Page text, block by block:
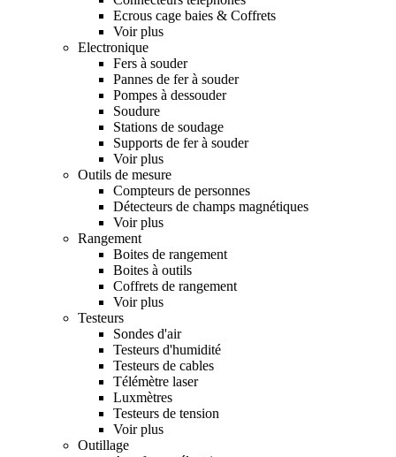
Ecrous cage baies & Coffrets
Voir plus
Electronique
Fers à souder
Pannes de fer à souder
Pompes à dessouder
Soudure
Stations de soudage
Supports de fer à souder
Voir plus
Outils de mesure
Compteurs de personnes
Détecteurs de champs magnétiques
Voir plus
Rangement
Boites de rangement
Boites à outils
Coffrets de rangement
Voir plus
Testeurs
Sondes d'air
Testeurs d'humidité
Testeurs de cables
Télémètre laser
Luxmètres
Testeurs de tension
Voir plus
Outillage